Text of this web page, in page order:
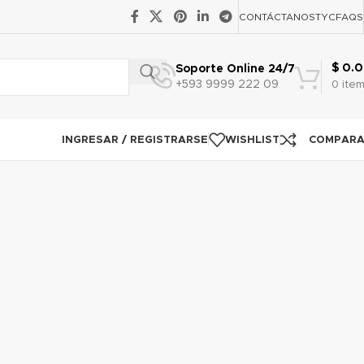
CONTÁCTANOSTYCFAQS
Soporte Online 24/7
+593 9999 222 09
0
$
INGRESAR / REGISTRARSE WISHLIST